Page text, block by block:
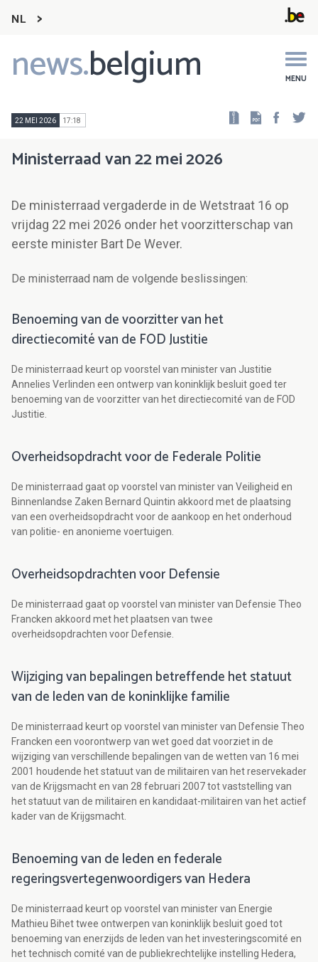
NL
news.belgium MENU
Main
navigation
22 MEI 2026 17:18
Ministerraad van 22 mei 2026
De ministerraad vergaderde in de Wetstraat 16 op
vrijdag 22 mei 2026 onder het voorzitterschap van
eerste minister Bart De Wever.
De ministerraad nam de volgende beslissingen:
Benoeming van de voorzitter van het
directiecomité van de FOD Justitie
De ministerraad keurt op voorstel van minister van Justitie
Annelies Verlinden een ontwerp van koninklijk besluit goed ter
benoeming van de voorzitter van het directiecomité van de FOD
Justitie.
Overheidsopdracht voor de Federale Politie
De ministerraad gaat op voorstel van minister van Veiligheid en
Binnenlandse Zaken Bernard Quintin akkoord met de plaatsing
van een overheidsopdracht voor de aankoop en het onderhoud
van politie- en anonieme voertuigen.
Overheidsopdrachten voor Defensie
De ministerraad gaat op voorstel van minister van Defensie Theo
Francken akkoord met het plaatsen van twee
overheidsopdrachten voor Defensie.
Wijziging van bepalingen betreffende het statuut
van de leden van de koninklijke familie
De ministerraad keurt op voorstel van minister van Defensie Theo
Francken een voorontwerp van wet goed dat voorziet in de
wijziging van verschillende bepalingen van de wetten van 16 mei
2001 houdende het statuut van de militairen van het reservekader
van de Krijgsmacht en van 28 februari 2007 tot vaststelling van
het statuut van de militairen en kandidaat-militairen van het actief
kader van de Krijgsmacht.
Benoeming van de leden en federale
regeringsvertegenwoordigers van Hedera
De ministerraad keurt op voorstel van minister van Energie
Mathieu Bihet twee ontwerpen van koninklijk besluit goed tot
benoeming van enerzijds de leden van het investeringscomité en
het technisch comité van de publiekrechtelijke instelling Hedera,